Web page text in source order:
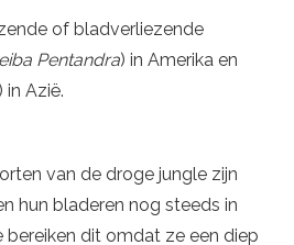
of bladverliezende
Pentandra) in Amerika en
in Azië.
van de droge jungle zijn
hun bladeren nog steeds in
bereiken dit omdat ze een diep